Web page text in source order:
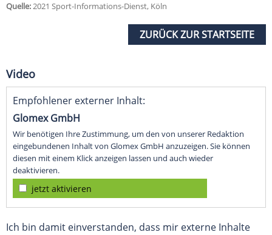
Quelle:2021 Sport-Informations-Dienst, Köln
ZURÜCK ZUR STARTSEITE
Video
Empfohlener externer Inhalt:
Glomex GmbH
Wir benötigen Ihre Zustimmung, um den von unserer Redaktion
eingebundenen Inhalt von Glomex GmbH anzuzeigen. Sie können
diesen mit einem Klick anzeigen lassen und auch wieder
deaktivieren.
jetzt aktivieren
Ich bin damit einverstanden, dass mir externe Inhalte